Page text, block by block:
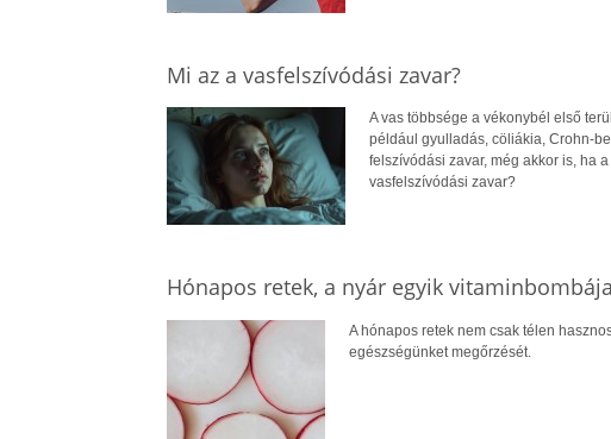
Mi az a vasfelszívódási zavar?
A vas többsége a vékonybél első
például gyulladás, cöliákia, Crohn-
felszívódási zavar, még akkor is, ha
vasfelszívódási zavar?
Hónapos retek, a nyár egyik vitaminbombája
A hónapos retek nem csak télen
egészségünket megőrzését.